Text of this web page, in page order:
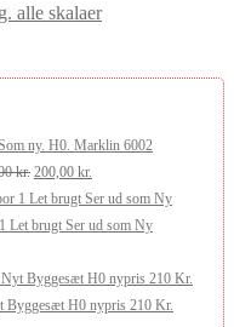
alle skalaer
Marklin 6002
kr. Den
oprindelige
pris
250,00 kr..
200,00 kr.
aktuelle
pris
200,00 kr..
Let brugt Ser ud som Ny
Byggesæt H0 nypris 210 Kr.